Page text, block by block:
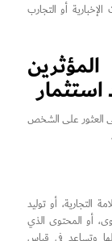
أو التجارب
العثور على الشخص
التجارية، أو توليد
أو المحتوى الذي